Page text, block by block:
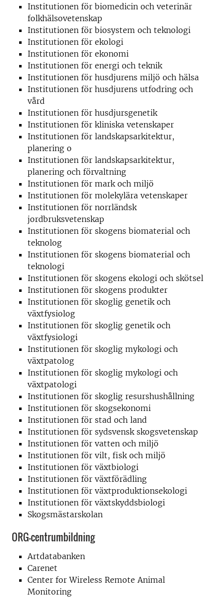
Institutionen för biomedicin och veterinär
folkhälsovetenskap
Institutionen för biosystem och teknologi
Institutionen för ekologi
Institutionen för ekonomi
Institutionen för energi och teknik
Institutionen för husdjurens miljö och hälsa
Institutionen för husdjurens utfodring och
vård
Institutionen för husdjursgenetik
Institutionen för kliniska vetenskaper
Institutionen för landskapsarkitektur,
planering o
Institutionen för landskapsarkitektur,
planering och förvaltning
Institutionen för mark och miljö
Institutionen för molekylära vetenskaper
Institutionen för norrländsk
jordbruksvetenskap
Institutionen för skogens biomaterial och
teknolog
Institutionen för skogens biomaterial och
teknologi
Institutionen för skogens ekologi och skötsel
Institutionen för skogens produkter
Institutionen för skoglig genetik och
växtfysiolog
Institutionen för skoglig genetik och
växtfysiologi
Institutionen för skoglig mykologi och
växtpatolog
Institutionen för skoglig mykologi och
växtpatologi
Institutionen för skoglig resurshushållning
Institutionen för skogsekonomi
Institutionen för stad och land
Institutionen för sydsvensk skogsvetenskap
Institutionen för vatten och miljö
Institutionen för vilt, fisk och miljö
Institutionen för växtbiologi
Institutionen för växtförädling
Institutionen för växtproduktionsekologi
Institutionen för växtskyddsbiologi
Skogsmästarskolan
ORG-centrumbildning
Artdatabanken
Carenet
Center for Wireless Remote Animal
Monitoring